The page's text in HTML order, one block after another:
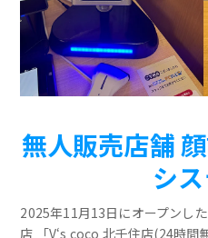
無人販売店舗
シ
2025年11月13日にオープンし
店 「V‘s coco 北千住店(24時間